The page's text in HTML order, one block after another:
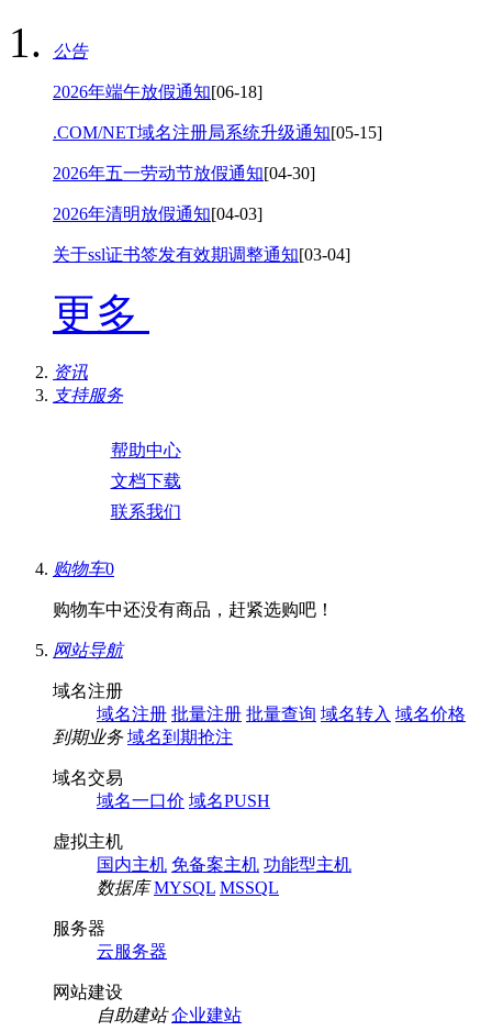
公告
2026年端午放假通知[06-18]
.COM/NET域名注册局系统升级通知[05-15]
2026年五一劳动节放假通知[04-30]
2026年清明放假通知[04-03]
关于ssl证书签发有效期调整通知[03-04]
更多
资讯
支持服务
帮助中心
文档下载
联系我们
购物车0
购物车中还没有商品，赶紧选购吧！
网站导航
域名注册
域名注册 批量注册 批量查询 域名转入 域名价格
到期业务 域名到期抢注
域名交易
域名一口价 域名PUSH
虚拟主机
国内主机 免备案主机 功能型主机
数据库 MYSQL MSSQL
服务器
云服务器
网站建设
自助建站 企业建站